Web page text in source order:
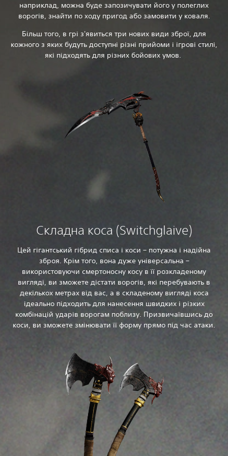
наприклад, можна буде запозичувати його у полеглих
ворогів, знайти по ходу пригод або замовити у коваля.
Більш того, в грі з'явиться три нових види зброї, для
кожного з яких будуть доступні різні прийоми і ігрові стилі,
які підходять для різних бойових умов.
Складна коса (Switchglaive)
Цей гігантський гібрид списа і коси – потужна і надійна
зброя. Крім того, вона дуже універсальна –
використовуючи смертоносну косу в її розкладеному
вигляді, ви зможете дістати ворогів, які перебувають в
декількох метрах від вас, а в складеному вигляді коса
ідеально підходить для нанесення швидких і різких
комбінацій ударів ворогам поблизу. Призвичаївшись до
коси, ви зможете змінювати її форму прямо під час атаки.